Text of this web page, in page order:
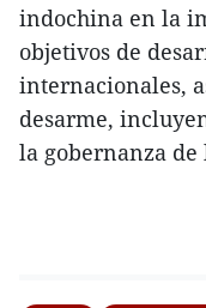
indochina en la
objetivos de
internacionales,
desarme,
la gobernanza